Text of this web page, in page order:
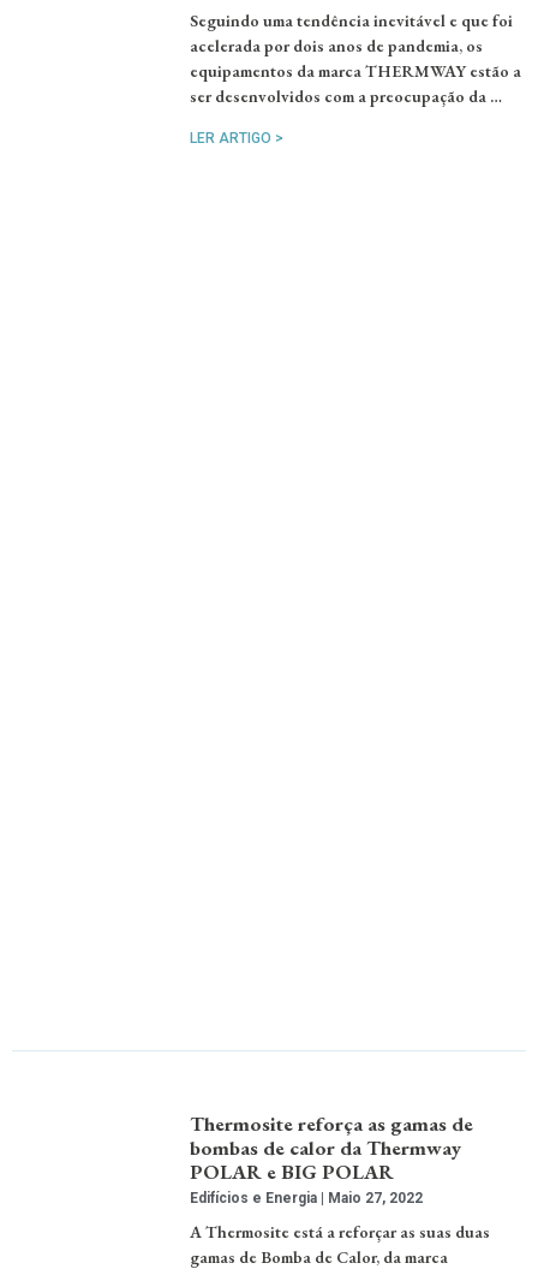
Seguindo uma tendência inevitável e que foi
acelerada por dois anos de pandemia, os
equipamentos da marca THERMWAY estão a
ser desenvolvidos com a preocupação da …
LER ARTIGO >
Thermosite reforça as gamas de
bombas de calor da Thermway
POLAR e BIG POLAR
Edifícios e Energia Maio 27, 2022
A Thermosite está a reforçar as suas duas
gamas de Bomba de Calor, da marca